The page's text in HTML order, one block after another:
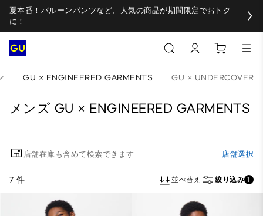
夏本番！バルーンパンツなど、人気の商品が期間限定でおトク
に！
GU × ENGINEERED GARMENTS GU × UNDERCOVER
メンズ GU × ENGINEERED GARMENTS
店舗在庫も含めて検索できます 店舗選択
7 件 並べ替え 絞り込み 1